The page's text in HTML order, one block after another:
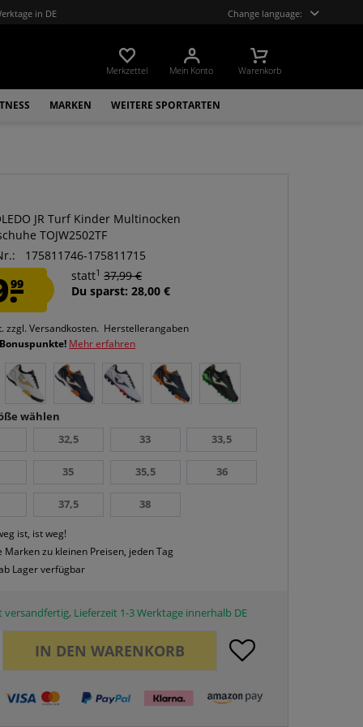
in DE Change language:
Merkzettel Mein Konto Warenkorb
MARKEN WEITERE SPORTARTEN
JR Turf Kinder Multinocken
TOJW2502TF
175811746-175811715
99
statt1 37,99 €
Du sparst: 28,00 €
zzgl. Versandkosten. Herstellerangaben
Mehr erfahren
wählen
32,5 33 33,5
35 35,5 36
37,5 38
ist, ist weg!
Marken zu kleinen Preisen, jeden Tag
Lager verfügbar
versandfertig, Lieferzeit 1-3 Werktage innerhalb DE
IN DEN WARENKORB